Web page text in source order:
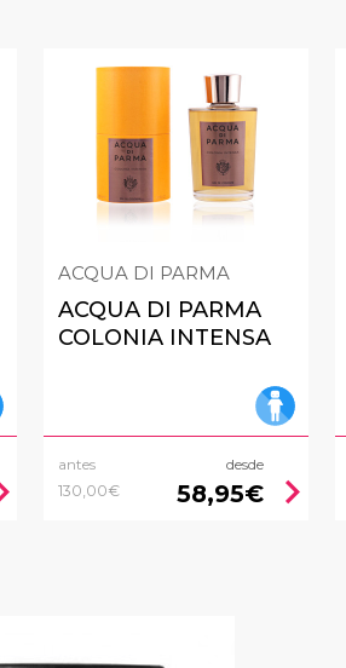
ACQUA DI PARMA
ACQUA DI PARMA
COLONIA INTENSA
antes
130,00€
desde
58,95€ chevron_right